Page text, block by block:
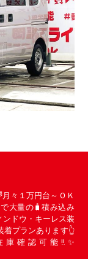
々１万円台～ＯＫ
大量の🧳積み込み
ドウ・キーレス装
プランあります👆
庫確認可能‼✨